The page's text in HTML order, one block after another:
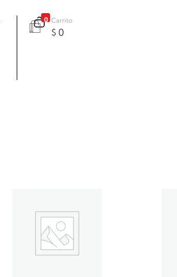
0 Carrito
$0